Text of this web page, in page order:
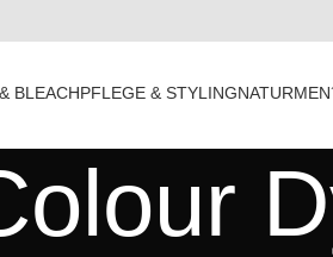
BLEACHPFLEGE & STYLINGNATUR